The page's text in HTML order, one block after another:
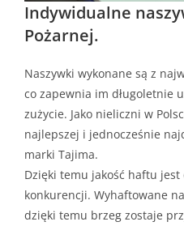
Indywidualne
Pożarnej.
Naszywki wykonane są z
co zapewnia im długoletnie
zużycie. Jako nieliczni w
najlepszej i jednocześnie
marki Tajima.
Dzięki temu jakość haftu jest
konkurencji. Wyhaftowane
dzięki temu brzeg zostaje